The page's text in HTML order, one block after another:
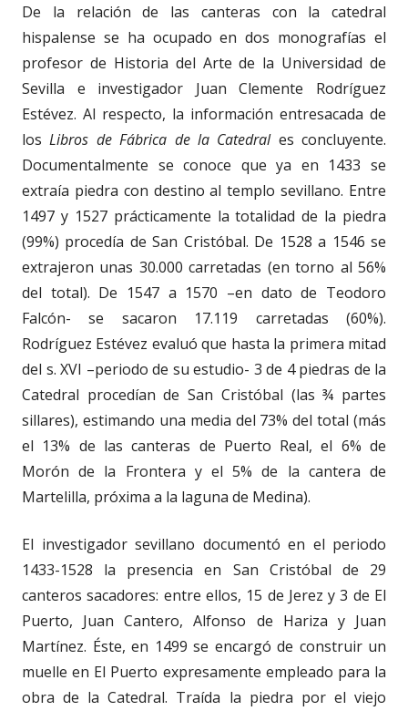
De la relación de las canteras con la catedral
hispalense se ha ocupado en dos monografías el
profesor de Historia del Arte de la Universidad de
Sevilla e investigador Juan Clemente Rodríguez
Estévez. Al respecto, la información entresacada de
losLibros de Fábrica de la Catedrales concluyente.
Documentalmente se conoce que ya en 1433 se
extraía piedra con destino al templo sevillano. Entre
1497 y 1527 prácticamente la totalidad de la piedra
(99%) procedía de San Cristóbal. De 1528 a 1546 se
extrajeron unas 30.000 carretadas (en torno al 56%
del total). De 1547 a 1570 –en dato de Teodoro
Falcón- se sacaron 17.119 carretadas (60%).
Rodríguez Estévez evaluó que hasta la primera mitad
del s. XVI –periodo de su estudio- 3 de 4 piedras de la
Catedral procedían de San Cristóbal (las ¾ partes
sillares), estimando una media del 73% del total (más
el 13% de las canteras de Puerto Real, el 6% de
Morón de la Frontera y el 5% de la cantera de
Martelilla, próxima a la laguna de Medina).
El investigador sevillano documentó en el periodo
1433-1528 la presencia en San Cristóbal de 29
canteros sacadores: entre ellos, 15 de Jerez y 3 de El
Puerto, Juan Cantero, Alfonso de Hariza y Juan
Martínez. Éste, en 1499 se encargó de construir un
muelle en El Puerto expresamente empleado para la
obra de la Catedral. Traída la piedra por el viejo